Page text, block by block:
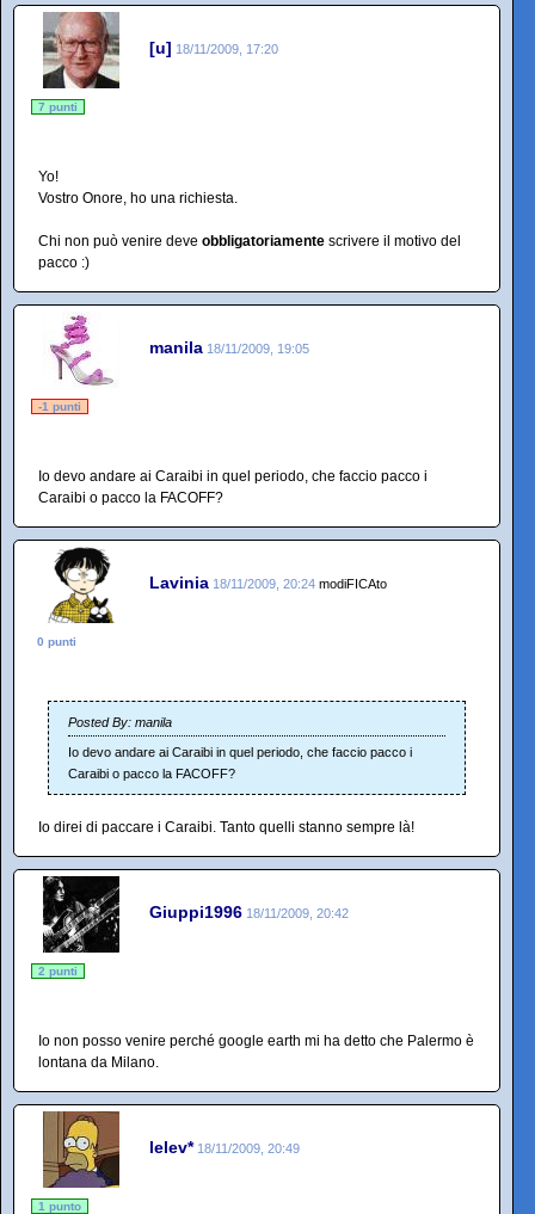
[u] 18/11/2009, 17:20
7 punti
Yo!
Vostro Onore, ho una richiesta.
Chi non può venire deve obbligatoriamente scrivere il motivo del
pacco :)
manila 18/11/2009, 19:05
-1 punti
Io devo andare ai Caraibi in quel periodo, che faccio pacco i
Caraibi o pacco la FACOFF?
Lavinia 18/11/2009, 20:24 modiFICAto
0 punti
Posted By: manila
Io devo andare ai Caraibi in quel periodo, che faccio pacco i
Caraibi o pacco la FACOFF?
Io direi di paccare i Caraibi. Tanto quelli stanno sempre là!
Giuppi1996 18/11/2009, 20:42
2 punti
Io non posso venire perché google earth mi ha detto che Palermo è
lontana da Milano.
lelev* 18/11/2009, 20:49
1 punto